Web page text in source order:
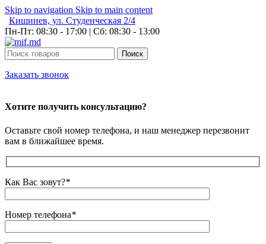
Skip to navigation Skip to main content
Кишинев, ул. Студенческая 2/4
Пн-Пт: 08:30 - 17:00 | Сб: 08:30 - 13:00
Поиск
Заказать звонок
Хотите получить консультацию?
Оставьте свой номер телефона, и наш менеджер перезвонит
вам в ближайшее время.
Как Вас зовут?*
Номер телефона*